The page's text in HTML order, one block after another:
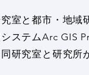
室と都市・地域
ステムArc GIS
研究室と研究所